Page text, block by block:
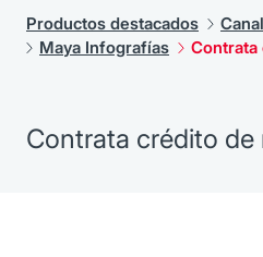
Productos destacados
Maya Infografías
Contrata
Contrata crédito de